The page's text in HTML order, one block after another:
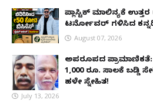
ಪ್ಲಾಸ್ಟಿಕ್ ಮಾಲಿನ್ಯಕ್ಕೆ
ಟರ್ನೋವರ್ ಗಳಿಸಿದ
August 07, 2026
ಅಪರೂಪದ
1,000 ರೂ. ಸಾಲಕ್ಕೆ ಬಡ್ಡಿ
ಹಳೇ ಸ್ನೇಹಿತ!
July 13, 2026